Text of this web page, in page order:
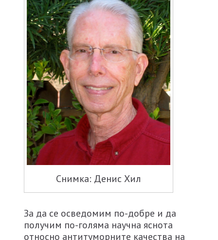
Снимка: Денис Хил
За да се осведомим по-добре и да
получим по-голяма научна яснота
относно антитуморните качества на